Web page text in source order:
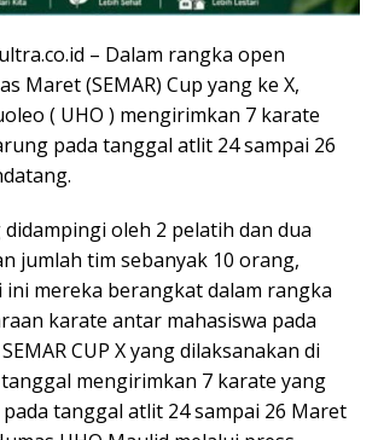
– Dalam rangka open
Maret (SEMAR) Cup yang ke X,
( UHO ) mengirimkan 7 karate
pada tanggal atlit 24 sampai 26
didampingi oleh 2 pelatih dan dua
jumlah tim sebanyak 10 orang,
ini mereka berangkat dalam rangka
karate antar mahasiswa pada
CUP X yang dilaksanakan di
tanggal mengirimkan 7 karate yang
tanggal atlit 24 sampai 26 Maret